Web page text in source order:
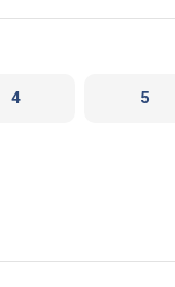
4 5